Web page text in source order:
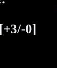
[+3/-0]